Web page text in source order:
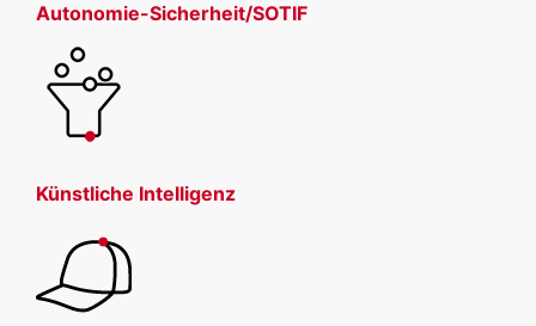
Autonomie-Sicherheit/SOTIF
Künstliche Intelligenz